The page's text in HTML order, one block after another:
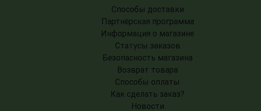
Способы доставки
Партнёрская программа
Информация о магазине
Статусы заказов
Безопасность магазина
Возврат товара
Способы оплаты
Как сделать заказ?
Новости